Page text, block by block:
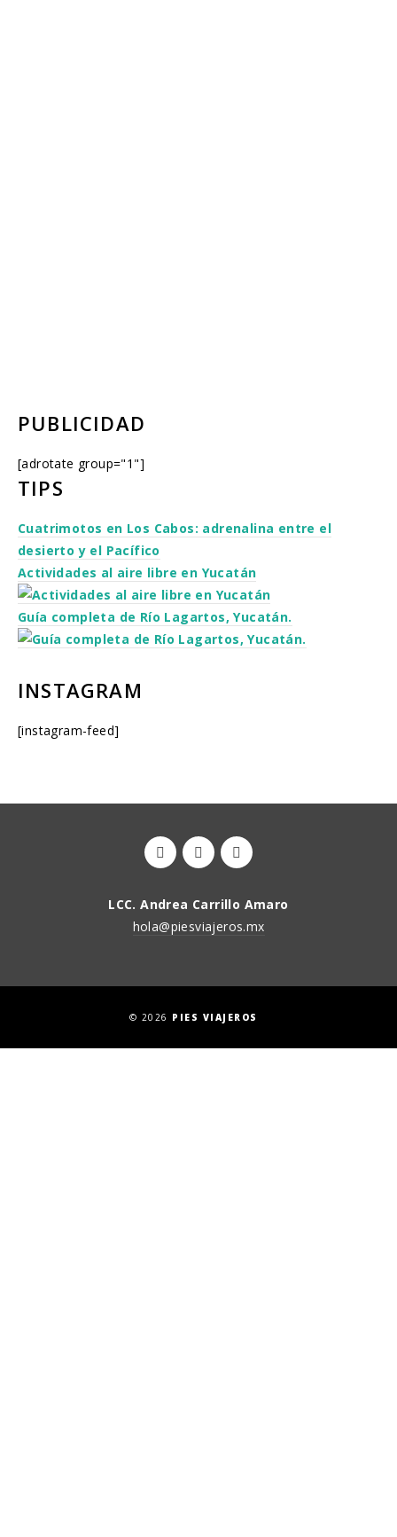
PUBLICIDAD
[adrotate group="1"]
TIPS
Cuatrimotos en Los Cabos: adrenalina entre el
desierto y el Pacífico
Actividades al aire libre en Yucatán
Guía completa de Río Lagartos, Yucatán.
INSTAGRAM
[instagram-feed]
LCC. Andrea Carrillo Amaro
hola@piesviajeros.mx
© 2026 PIES VIAJEROS